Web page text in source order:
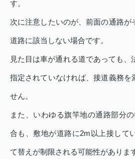
す。
次に注意したいのが、前面の通路が
道路に該当しない場合です。
見た目は車が通れる道であっても、
指定されていなければ、接道義務を
せん。
また、いわゆる旗竿地の通路部分
合も、敷地が道路に2m以上接して
て替えが制限される可能性がありま